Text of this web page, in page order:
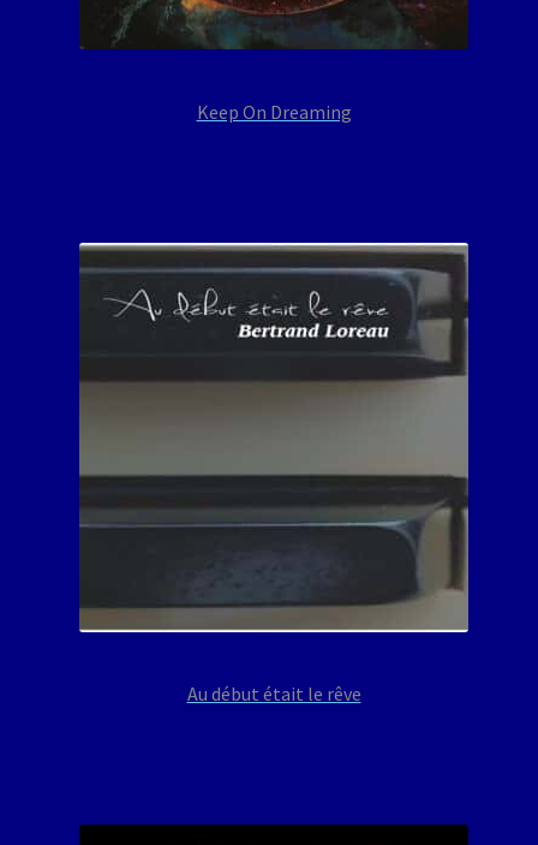
Keep On Dreaming
Au début était le rêve